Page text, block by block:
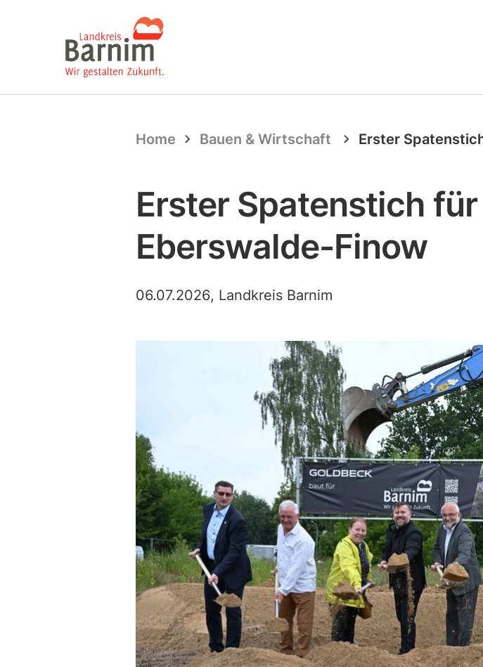
Home Bauen & Wirtschaft Erster
Erster Spatenstich
Eberswalde-Finow
06.07.2026, Landkreis Barnim